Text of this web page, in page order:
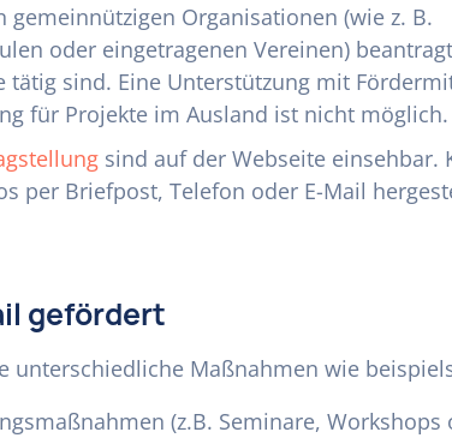
gemeinnützigen Organisationen (wie z. B.
oder eingetragenen Vereinen)
tätig sind. Eine Unterstützung mit
für Projekte im Ausland ist nicht möglich.
sind auf der Webseite einsehbar.
per Briefpost, Telefon oder E-Mail
gefördert
unterschiedliche Maßnahmen wie
(z.B. Seminare, Workshops